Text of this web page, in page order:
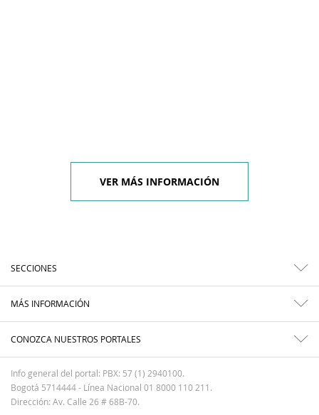
VER MÁS INFORMACIÓN
SECCIONES
MÁS INFORMACIÓN
CONOZCA NUESTROS PORTALES
Info general del portal: PBX: 57 (1) 2940100.
Bogotá 5714444 - Línea Nacional 01 8000 110 211.
Dirección: Av. Calle 26 # 68B-70.